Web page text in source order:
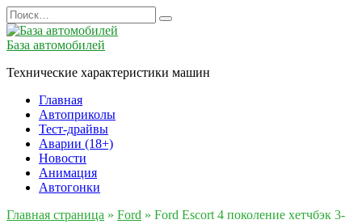
Перейти
к
содержанию
Search
for:
База автомобилей
Технические характеристики машин
Главная
Автоприколы
Тест-драйвы
Аварии (18+)
Новости
Анимация
Автогонки
Главная страница » Ford » Ford Escort 4 поколение хетчбэк 3-